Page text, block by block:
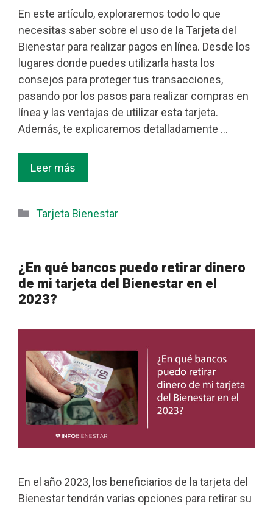
En este artículo, exploraremos todo lo que
necesitas saber sobre el uso de la Tarjeta del
Bienestar para realizar pagos en línea. Desde los
lugares donde puedes utilizarla hasta los
consejos para proteger tus transacciones,
pasando por los pasos para realizar compras en
línea y las ventajas de utilizar esta tarjeta.
Además, te explicaremos detalladamente …
Leer más
Categorías
Tarjeta Bienestar
¿En qué bancos puedo retirar dinero
de mi tarjeta del Bienestar en el
2023?
En el año 2023, los beneficiarios de la tarjeta del
Bienestar tendrán varias opciones para retirar su